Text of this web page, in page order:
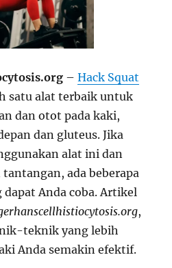
–Hack Squat
satu alat terbaik untuk
dan otot pada kaki,
dan gluteus. Jika
alat ini dan
ada beberapa
Anda coba. Artikel
,
teknik yang lebih
Anda semakin efektif.